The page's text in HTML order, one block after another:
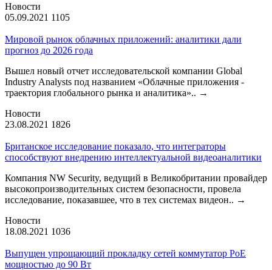
Новости
05.09.2021 1105
Мировой рынок облачных приложений: аналитики дали
прогноз до 2026 года
Вышел новый отчет исследовательской компании Global
Industry Analysts под названием «Облачные приложения -
траектория глобального рынка и аналитика».. →
Новости
23.08.2021 1826
Британское исследование показало, что интеграторы
способствуют внедрению интеллектуальной видеоаналитики
Компания NW Security, ведущий в Великобритании провайдер
высокопроизводительных систем безопасности, провела
исследование, показавшее, что в тех системах видеон.. →
Новости
18.08.2021 1036
Выпущен упрощающий прокладку сетей коммутатор PoE
мощностью до 90 Вт